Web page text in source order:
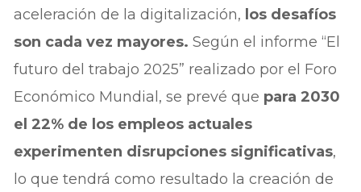
aceleración de la digitalización, los desafíos
son cada vez mayores.Según el informe “El
futuro del trabajo 2025” realizado por el Foro
Económico Mundial, se prevé que para 2030
el 22% de los empleos actuales
experimenten disrupciones significativas,
lo que tendrá como resultado la creación de